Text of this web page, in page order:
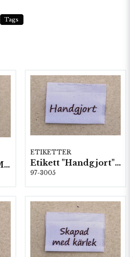
Etikett "Gjord av Mormor" Vit 10 st/färp.
ETIKETTER
Etikett "Handgjort" Vit 10 st/förp.
97-3005
Tags